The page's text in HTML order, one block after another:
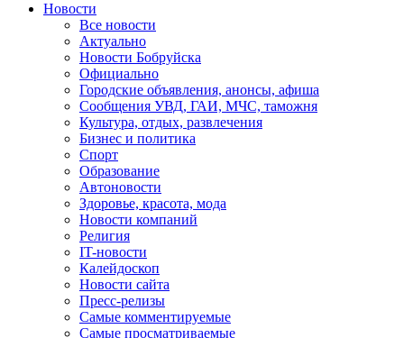
Новости
Все новости
Актуально
Новости Бобруйска
Официально
Городские объявления, анонсы, афиша
Сообщения УВД, ГАИ, МЧС, таможня
Культура, отдых, развлечения
Бизнес и политика
Спорт
Образование
Автоновости
Здоровье, красота, мода
Новости компаний
Религия
IT-новости
Калейдоскоп
Новости сайта
Пресс-релизы
Самые комментируемые
Самые просматриваемые